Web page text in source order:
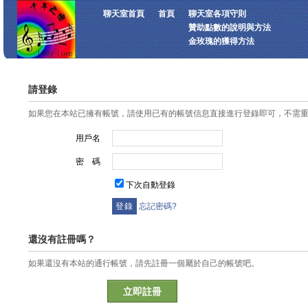
聊天室首頁 首頁
聊天室各項守則
贊助點數的說明與方法
金玫瑰的獲得方法
請登錄
如果您在本站已擁有帳號，請使用已有的帳號信息直接進行登錄即可，不需
用戶名
密 碼
下次自動登錄
忘記密碼?
還沒有註冊嗎？
如果還沒有本站的通行帳號，請先註冊一個屬於自己的帳號吧。
立即註冊